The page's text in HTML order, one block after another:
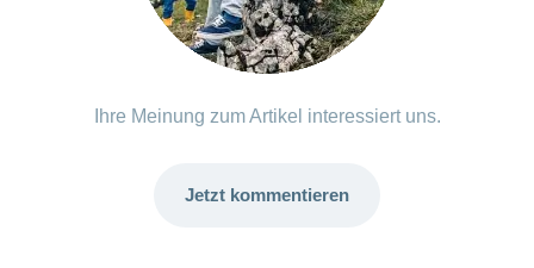
Ihre Meinung zum Artikel interessiert uns.
Jetzt kommentieren